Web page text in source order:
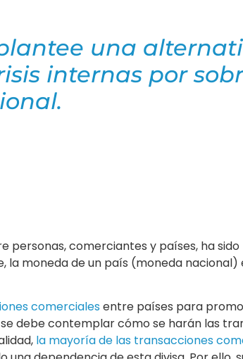
una
internas por
personas, comerciantes y países, ha
la moneda de un país (moneda nacional)
comercialesentre países para
debe contemplar cómo se harán las
la mayoría de las transacciones